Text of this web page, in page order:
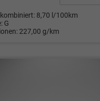
8,70 l/100km
G
227,00 g/km